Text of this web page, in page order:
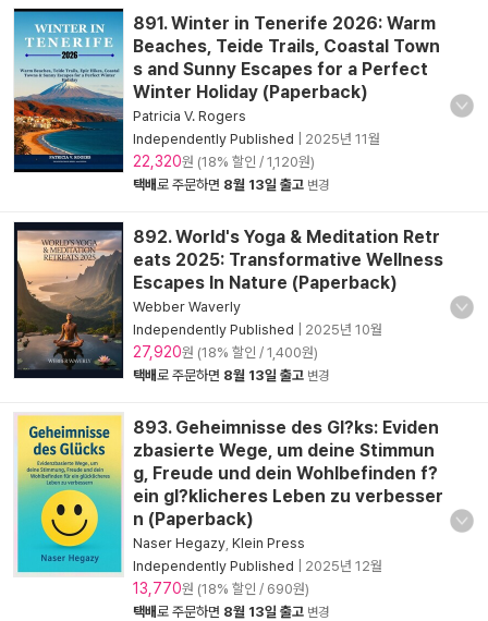
891. Winter in Tenerife 2026: Warm
Beaches, Teide Trails, Coastal Town
s and Sunny Escapes for a Perfect
Winter Holiday (Paperback)
Patricia V. Rogers
Independently Published
2025년 11월
22,320원 (18% 할인 / 1,120원)
택배로 주문하면 8월 13일 출고 변경
892. World's Yoga & Meditation Retr
eats 2025: Transformative Wellness
Escapes In Nature (Paperback)
Webber Waverly
Independently Published
2025년 10월
27,920원 (18% 할인 / 1,400원)
택배로 주문하면 8월 13일 출고 변경
893. Geheimnisse des Gl?ks: Eviden
zbasierte Wege, um deine Stimmun
g, Freude und dein Wohlbefinden f?
ein gl?klicheres Leben zu verbesser
n (Paperback)
Naser Hegazy Klein Press
Independently Published
2025년 12월
13,770원 (18% 할인 / 690원)
택배로 주문하면 8월 13일 출고 변경